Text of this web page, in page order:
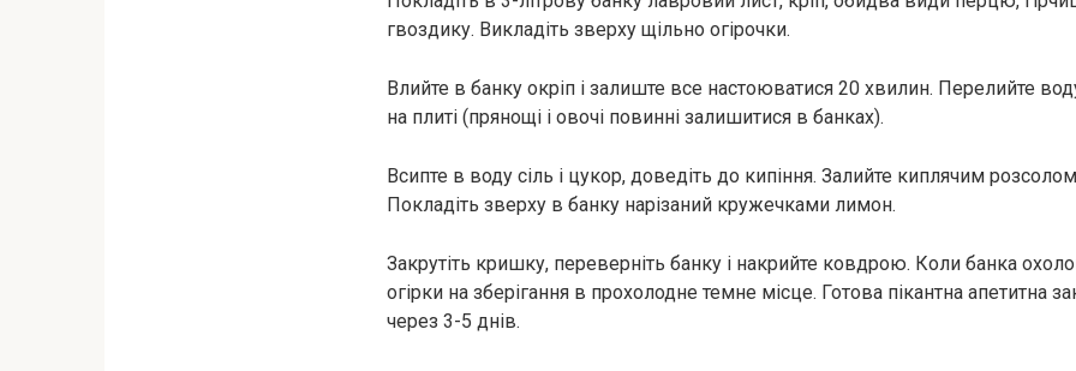
гвоздику. Викладіть зверху щільно огірочки.
Влийте в банку окріп і залиште все настоюватися 20 хвилин. Перелийте
на плиті (прянощі і овочі повинні залишитися в банках).
Всипте в воду сіль і цукор, доведіть до кипіння. Залийте киплячим
Покладіть зверху в банку нарізаний кружечками лимон.
Закрутіть кришку, переверніть банку і накрийте ковдрою. Коли банка
огірки на зберігання в прохолодне темне місце. Готова пікантна апетитна
через 3-5 днів.